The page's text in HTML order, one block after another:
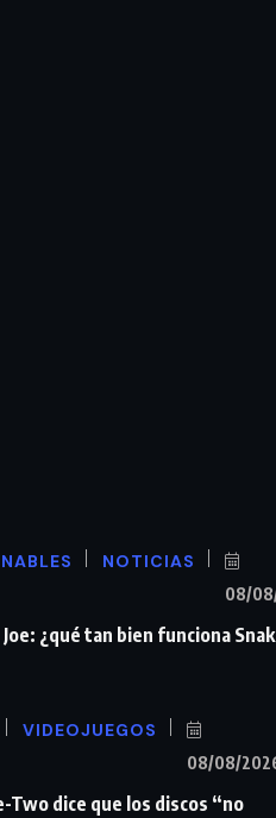
NOTICIAS
08/
¿qué tan bien funciona
VIDEOJUEGOS
08/08/
Two dice que los discos “no